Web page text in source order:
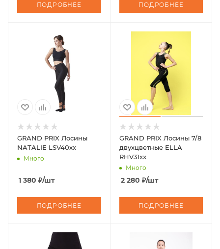
ПОДРОБНЕЕ ПОДРОБНЕЕ
GRAND PRIX Лосины
NATALIE LSV40xx
Много
1 380 ₽/шт
ПОДРОБНЕЕ
GRAND PRIX Лосины 7/8
двухцветные ELLA
RHV31xx
Много
2 280 ₽/шт
ПОДРОБНЕЕ